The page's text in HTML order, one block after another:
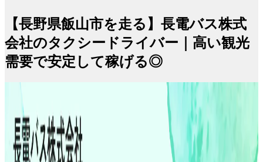
【長野県飯山市を走る】長電バス株式
会社のタクシードライバー｜高い観光
需要で安定して稼げる◎